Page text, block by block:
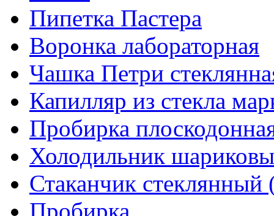
Пипетка Пастера
Воронка лабораторная
Чашка Петри
Капилляр из стекла
Пробирка
Холодильник
Стаканчик
Пробирка